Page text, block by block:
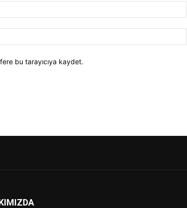
bu tarayıcıya kaydet.